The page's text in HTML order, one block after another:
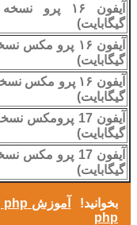
گیگابایت)
گیگابایت)
گیگابایت)
گیگابایت)
گیگابایت)
بخوانید!
php